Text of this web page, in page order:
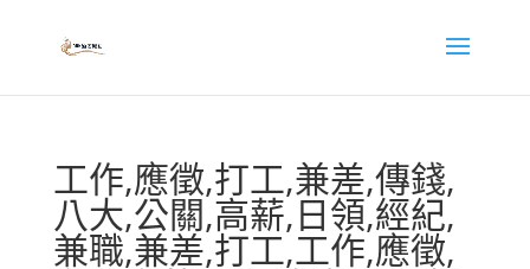
工作,應徵,打工,兼差,傳錢,
八大,公關,高薪,日領,經紀,
兼職,兼差,打工,工作,應徵,